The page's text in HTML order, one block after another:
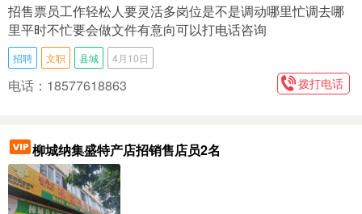
招售票员工作轻松人要灵活多岗位是不是调动哪里忙调去哪
里平时不忙要会做文件有意向可以打电话咨询
招聘 文职 县城 4月10日
电话：18577618863 拨打电话
柳城纳集盛特产店招销售店员2名